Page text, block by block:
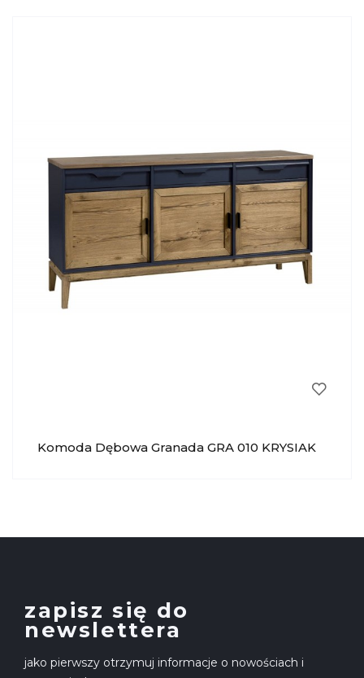
Komoda Dębowa Granada GRA 010 KRYSIAK
zapisz się do
newslettera
jako pierwszy otrzymuj informacje o nowościach i